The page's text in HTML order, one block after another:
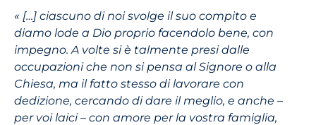
« […] ciascuno di noi svolge il suo compito e
diamo lode a Dio proprio facendolo bene, con
impegno. A volte si è talmente presi dalle
occupazioni che non si pensa al Signore o alla
Chiesa, ma il fatto stesso di lavorare con
dedizione, cercando di dare il meglio, e anche –
per voi laici – con amore per la vostra famiglia,